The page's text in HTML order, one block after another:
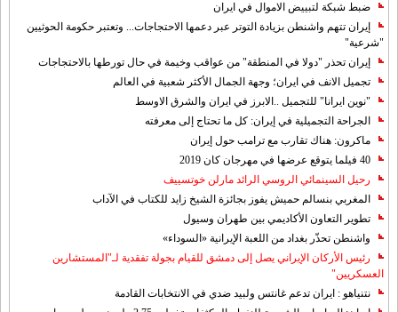
ضبط شبكة لتبييض الاموال في ايران
إيران تتهم واشنطن بزيادة التوتر عبر دعمها الاحتجاجات... وتعتبر حكومة الحوثيين
"شرعية"
إيران تحذر "دولا في المنطقة" من عواقب وخيمة في حال تورطها بالاحتجاجات
تجميل الانف في ايران؛ وجهة الجمال الأكثر شعبية في العالم
"نوين ايرانا" للتجميل ..الابرز في ايران والشرق الاوسط
الجراحة التجميلية في إيران: كل ما تحتاج إلى معرفته
ماكرون: هناك تقارب مع ترامب حول إيران
40 فيلما يتوقع عرضها في مهرجان كان 2019
رحيل السينمائي الروسي الرائد مارلن خوتسييف
المغربي بنسالم حميش يفوز بجائزة الشيخ زايد للكتاب في الآداب
تطوير التعاون الأكاديمي بين طهران وسيول
واشنطن تحذّر بغداد من اللعبة الإيرانية «السوداء»
رئيس الأركان الإيراني يصل إلى دمشق للقيام بجولة تفقدية لـ"المستشارين
العسكريين"
نتنياهو : ايران تدعم غانتس ولبيد ضدي في الانتخابات القادمة